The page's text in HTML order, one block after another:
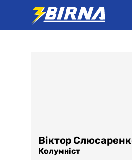
Віктор
Колумніст